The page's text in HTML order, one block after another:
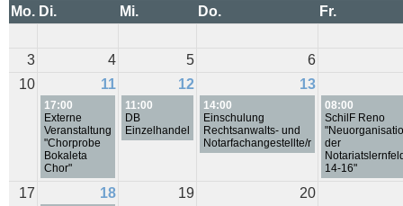
Mo. Di. Mi. Do. Fr.
3 4 5
6
10
11
17:00
Externe
Veranstaltung
"Chorprobe
Bokaleta
Chor"
12
11:00
DB
Einzelhandel
13
14:00
Einschulung
Rechtsanwalts- und
Notarfachangestellte/r
08:00
SchilF Reno
der
14-16"
17 18 19 20